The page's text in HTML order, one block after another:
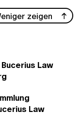
zeigen
Law
Law